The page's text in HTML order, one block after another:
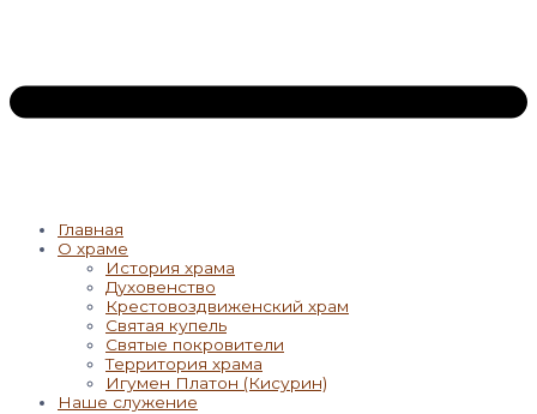
Главная
О храме
История храма
Духовенство
Крестовоздвиженский храм
Святая купель
Святые покровители
Территория храма
Игумен Платон (Кисурин)
Наше служение